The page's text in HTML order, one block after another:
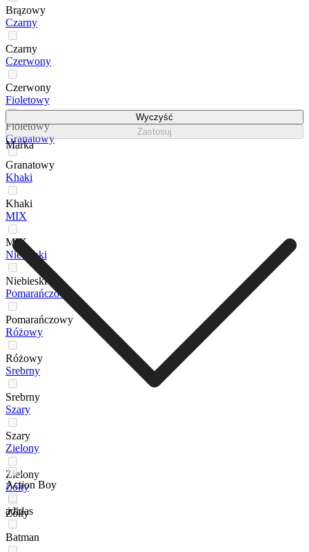
Brązowy
Czarny
Czarny
Czerwony
Czerwony
Fioletowy
Fioletowy
Granatowy
Granatowy
Khaki
Khaki
MIX
MIX
Niebieski
Niebieski
Pomarańczowy
Pomarańczowy
Różowy
Różowy
Srebrny
Srebrny
Szary
Szary
Zielony
Zielony
Żółty
Żółty
Wyczyść
Zastosuj
Marka
Action Boy
adidas
Batman